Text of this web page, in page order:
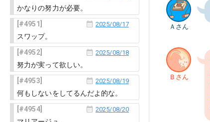
かなりの努力が必要。
4951
2025/08/17
スワップ。
4952
2025/08/18
努力が実って欲しい。
4953
2025/08/19
何もしないをしてるんだよ的な。
4954
2025/08/20
Ａさん
Ｂさん